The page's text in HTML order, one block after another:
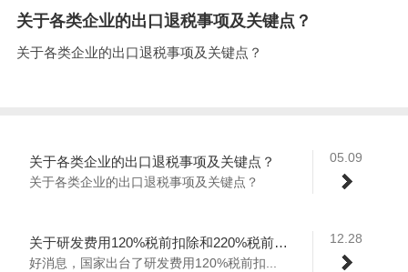
关于各类企业的出口退税事项及关键点？
关于各类企业的出口退税事项及关键点？
05.09
关于各类企业的出口退税事项及关键点？
关于各类企业的出口退税事项及关键点？
12.28
关于研发费用120%税前扣除和220%税前摊销政策解析！
好消息，国家出台了研发费用120%税前扣...